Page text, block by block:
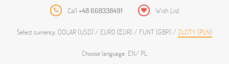
Call +48 668338491 Wish List
Select currency: DOLAR (USD) EURO (EUR) FUNT (GBP) ZŁOTY (PLN)
Choose language: EN PL